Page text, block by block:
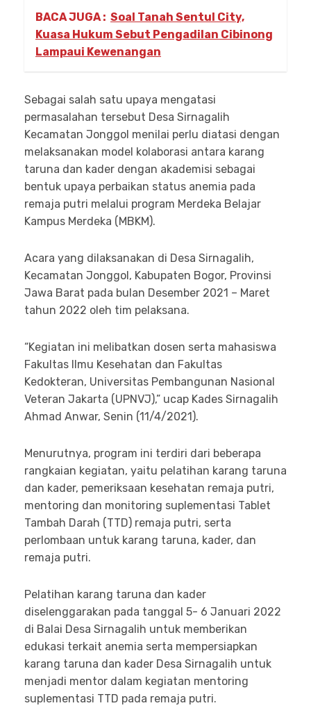
BACA JUGA : Soal Tanah Sentul City,
Kuasa Hukum Sebut Pengadilan Cibinong
Lampaui Kewenangan
Sebagai salah satu upaya mengatasi
permasalahan tersebut Desa Sirnagalih
Kecamatan Jonggol menilai perlu diatasi dengan
melaksanakan model kolaborasi antara karang
taruna dan kader dengan akademisi sebagai
bentuk upaya perbaikan status anemia pada
remaja putri melalui program Merdeka Belajar
Kampus Merdeka (MBKM).
Acara yang dilaksanakan di Desa Sirnagalih,
Kecamatan Jonggol, Kabupaten Bogor, Provinsi
Jawa Barat pada bulan Desember 2021 – Maret
tahun 2022 oleh tim pelaksana.
“Kegiatan ini melibatkan dosen serta mahasiswa
Fakultas Ilmu Kesehatan dan Fakultas
Kedokteran, Universitas Pembangunan Nasional
Veteran Jakarta (UPNVJ),” ucap Kades Sirnagalih
Ahmad Anwar, Senin (11/4/2021).
Menurutnya, program ini terdiri dari beberapa
rangkaian kegiatan, yaitu pelatihan karang taruna
dan kader, pemeriksaan kesehatan remaja putri,
mentoring dan monitoring suplementasi Tablet
Tambah Darah (TTD) remaja putri, serta
perlombaan untuk karang taruna, kader, dan
remaja putri.
Pelatihan karang taruna dan kader
diselenggarakan pada tanggal 5- 6 Januari 2022
di Balai Desa Sirnagalih untuk memberikan
edukasi terkait anemia serta mempersiapkan
karang taruna dan kader Desa Sirnagalih untuk
menjadi mentor dalam kegiatan mentoring
suplementasi TTD pada remaja putri.